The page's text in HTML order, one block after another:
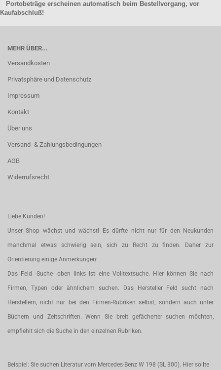
Portobeträge erscheinen automatisch beim Bestellvorgang, vor
Kaufabschluß!
MEHR ÜBER...
Versandkosten
Privatsphäre und Datenschutz
Impressum
Kontakt
Über uns
Versand- & Zahlungsbedingungen
AGB
Widerrufsrecht
Liebe Kunden!
Unser Shop wächst und wächst! Es dürfte nicht nur für den Neukunden
manchmal etwas schwierig sein, sich zu Recht zu finden. Daher zur
Orientierung einige Anmerkungen:
Das Feld -Suche- oben links ist eine Volltextsuche. Hier können Sie nach
Firmen, Typen oder ähnlichem suchen. Das Hersteller Feld sucht nach
Herstellern, nicht nur bei den Firmen-Rubriken selbst, sondern auch unter
Büchern und Zeitschriften. Wenn Sie breit gefächerter suchen möchten,
empfiehlt sich die Suche in den einzelnen Rubriken.
Beispiel: Sie suchen Literatur vom Mercedes-Benz W 198 (SL 300). Hier sollte